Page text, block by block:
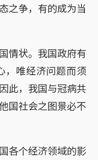
之争，有的成为当
情状。我国政府有
，唯经济问题而须
此，我国与冠病共
国社会之图景必不
各个经济领域的影